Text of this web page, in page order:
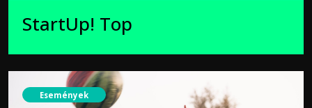
StartUp! Top
Események